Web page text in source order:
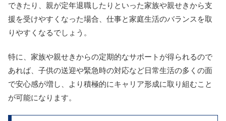
できたり、親が定年退職したりといった家族や親せきから支
援を受けやすくなった場合、仕事と家庭生活のバランスを取
りやすくなるでしょう。
特に、家族や親せきからの定期的なサポートが得られるので
あれば、子供の送迎や緊急時の対応など日常生活の多くの面
で安心感が増し、より積極的にキャリア形成に取り組むこと
が可能になります。